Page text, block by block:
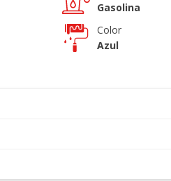
Gasolina
Color
Azul